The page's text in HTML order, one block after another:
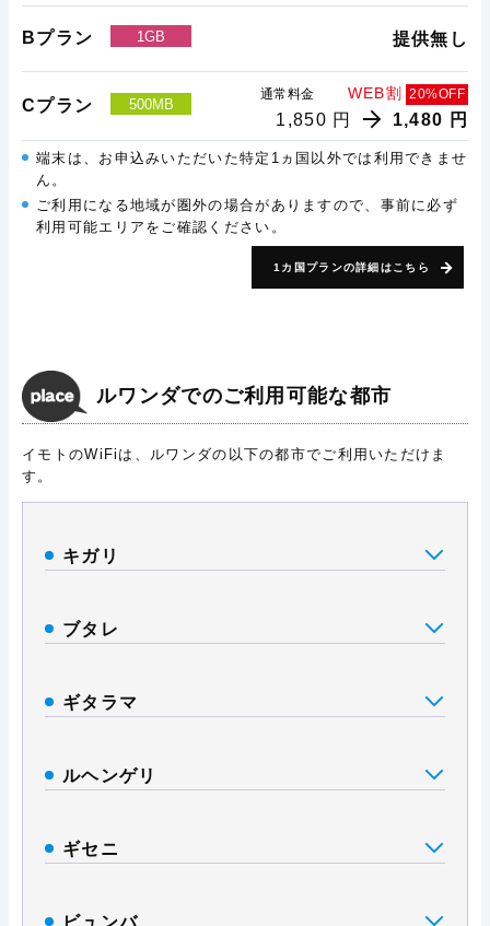
Bプラン 1GB 提供無し
Cプラン 500MB
通常料金 WEB割 20%OFF
1,850 円 1,480 円
端末は、お申込みいただいた特定1ヵ国以外では利用できませ
ん。
ご利用になる地域が圏外の場合がありますので、事前に必ず
利用可能エリアをご確認ください。
1カ国プランの詳細はこちら
ルワンダでのご利用可能な都市
イモトのWiFiは、ルワンダの以下の都市でご利用いただけま
す。
キガリ
ブタレ
ギタラマ
ルヘンゲリ
ギセニ
ビュンバ